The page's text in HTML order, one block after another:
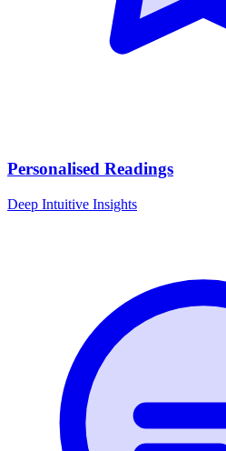
Personalised Readings
Deep Intuitive Insights